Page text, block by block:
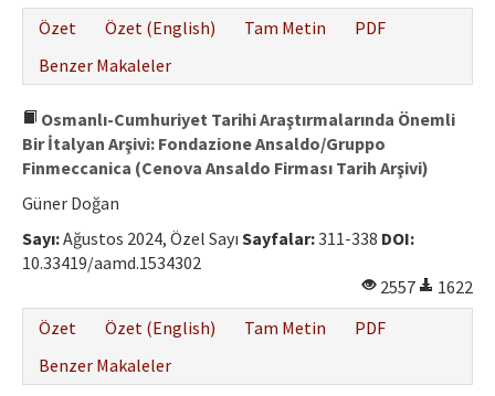
Özet
Özet (English) Tam Metin
PDF
Benzer Makaleler
Osmanlı-Cumhuriyet Tarihi Araştırmalarında Önemli
Bir İtalyan Arşivi: Fondazione Ansaldo/Gruppo
Finmeccanica (Cenova Ansaldo Firması Tarih Arşivi)
Güner Doğan
Sayı:Ağustos 2024, Özel Sayı Sayfalar:311-338 DOI:
10.33419/aamd.1534302
2557
1622
Özet
Özet (English) Tam Metin
PDF
Benzer Makaleler